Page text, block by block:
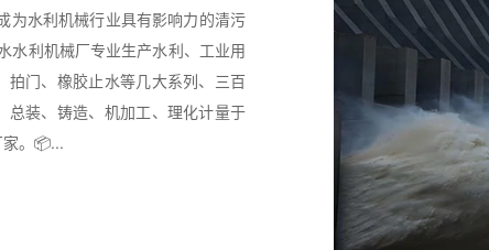
为水利机械行业具有影响力的清污
水利机械厂专业生产水利、工业用
门、橡胶止水等几大系列、三百
总装、铸造、机加工、理化计量于
。📦...